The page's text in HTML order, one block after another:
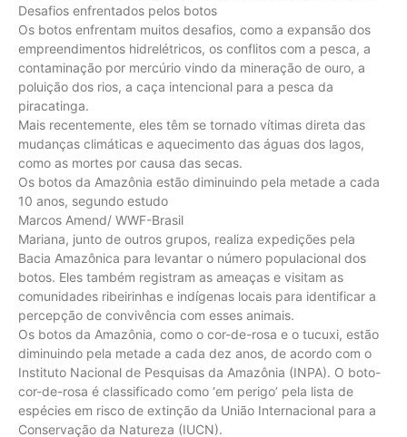
Desafios enfrentados pelos botos
Os botos enfrentam muitos desafios, como a expansão dos
empreendimentos hidrelétricos, os conflitos com a pesca, a
contaminação por mercúrio vindo da mineração de ouro, a
poluição dos rios, a caça intencional para a pesca da
piracatinga.
Mais recentemente, eles têm se tornado vítimas direta das
mudanças climáticas e aquecimento das águas dos lagos,
como as mortes por causa das secas.
Os botos da Amazônia estão diminuindo pela metade a cada
10 anos, segundo estudo
Marcos Amend/ WWF-Brasil
Mariana, junto de outros grupos, realiza expedições pela
Bacia Amazônica para levantar o número populacional dos
botos. Eles também registram as ameaças e visitam as
comunidades ribeirinhas e indígenas locais para identificar a
percepção de convivência com esses animais.
Os botos da Amazônia, como o cor-de-rosa e o tucuxi, estão
diminuindo pela metade a cada dez anos, de acordo com o
Instituto Nacional de Pesquisas da Amazônia (INPA). O boto-
cor-de-rosa é classificado como ‘em perigo’ pela lista de
espécies em risco de extinção da União Internacional para a
Conservação da Natureza (IUCN).